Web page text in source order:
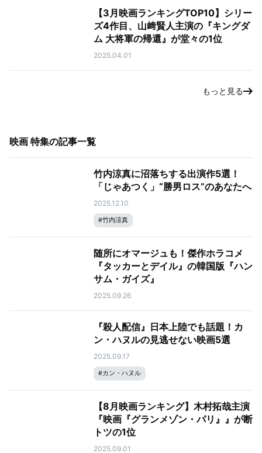
【3月映画ランキングTOP10】シリー
ズ4作目、山﨑賢人主演の『キングダ
ム 大将軍の帰還』が堂々の1位
2025.04.01
もっと見る
映画 特集の記事一覧
竹内涼真に沼落ちする出演作5選！
「じゃあつく」“勝男ロス”のあなたへ
2025.12.10
#竹内涼真
随所にオマージュも！傑作ホラコメ
『タッカーとデイル』の韓国版『ハン
サム・ガイズ』
2025.09.26
『殺人配信』日本上陸でも話題！カ
ン・ハヌルの見逃せない映画5選
2025.09.17
#カン・ハヌル
【8月映画ランキング】木村拓哉主演
『映画『グランメゾン・パリ』』が断
トツの1位
2025.09.01